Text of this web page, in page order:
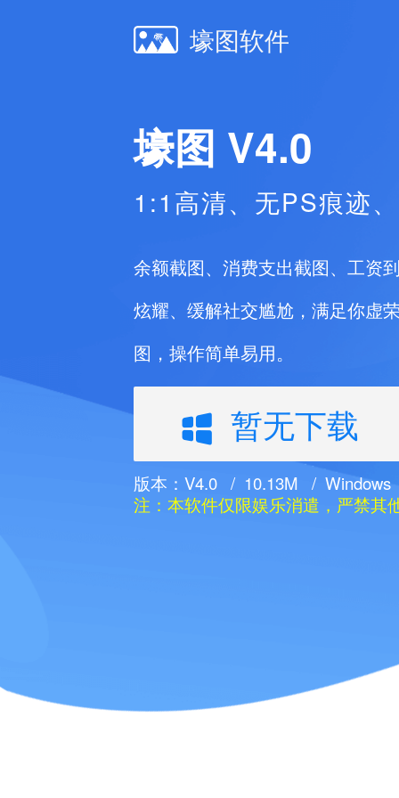
壕图软件
壕图 V4.0
1:1高清、无PS痕迹
余额截图、消费支出截图、工资
炫耀、缓解社交尴尬，满足你虚
图，操作简单易用。
暂无下载
版本：V4.0 / 10.13M / Windows
注：本软件仅限娱乐消遣，严禁其